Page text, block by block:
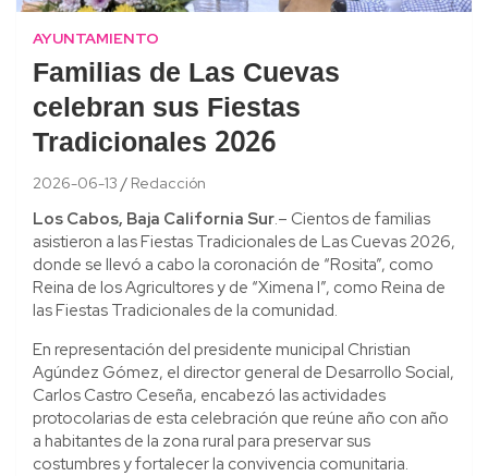
AYUNTAMIENTO
Familias de Las Cuevas
celebran sus Fiestas
Tradicionales 2026
2026-06-13 Redacción
Los Cabos, Baja California Sur.– Cientos de familias
asistieron a las Fiestas Tradicionales de Las Cuevas 2026,
donde se llevó a cabo la coronación de “Rosita”, como
Reina de los Agricultores y de “Ximena I”, como Reina de
las Fiestas Tradicionales de la comunidad.
En representación del presidente municipal Christian
Agúndez Gómez, el director general de Desarrollo Social,
Carlos Castro Ceseña, encabezó las actividades
protocolarias de esta celebración que reúne año con año
a habitantes de la zona rural para preservar sus
costumbres y fortalecer la convivencia comunitaria.